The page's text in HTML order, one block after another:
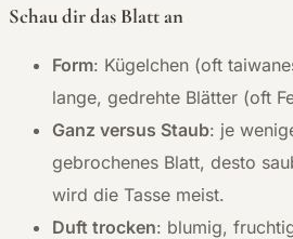
Schau dir das Blatt an
Form: Kügelchen (oft
lange, gedrehte Blätter (oft
Ganz versus Staub: je
gebrochenes Blatt, desto
wird die Tasse meist.
Duft trocken: blumig,